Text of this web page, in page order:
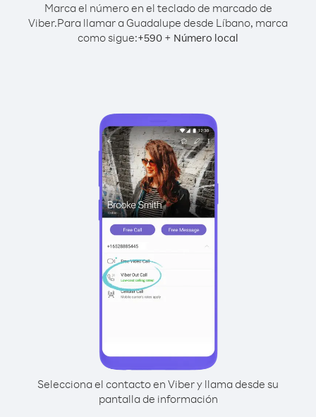
Marca el número en el teclado de marcado de
Viber.Para llamar a Guadalupe desde Líbano, marca
como sigue:+590 + Número local
Selecciona el contacto en Viber y llama desde su
pantalla de información